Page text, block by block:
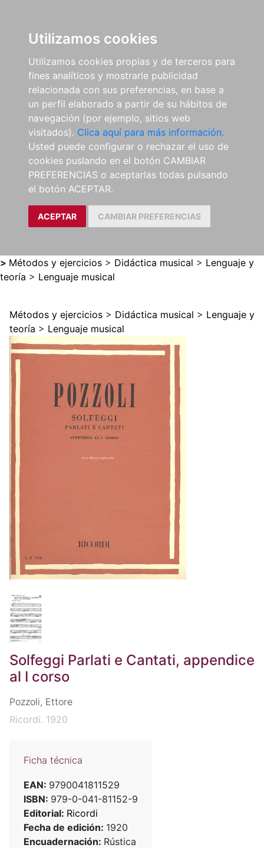
Utilizamos cookies
Utilizamos cookies propias y de terceros para
fines analíticos y mostrarle publicidad
relacionada con sus preferencias, en base a
un perfil elaborado a partir de su hábitos de
navegación (por ejemplo, sitios web
visitados). Clica aquí para más información.
Usted puede configurar o rechazar el uso de
cookies puslando en el botón CAMBIAR
PREFERENCIAS o aceptarlas todas pulsando
el botón ACEPTAR.
ACEPTAR CAMBIAR PREFERENCIAS
> Métodos y ejercicios > Didáctica musical > Lenguaje y
teoría > Lenguaje musical
Métodos y ejercicios > Didáctica musical > Lenguaje y
teoría > Lenguaje musical
Solfeggi Parlati e Cantati, appendice
al I corso
Pozzoli, Ettore
Ricordi. 1920
Ficha técnica
EAN: 9790041811529
ISBN: 979-0-041-81152-9
Editorial: Ricordi
Fecha de edición: 1920
Encuadernación: Rústica